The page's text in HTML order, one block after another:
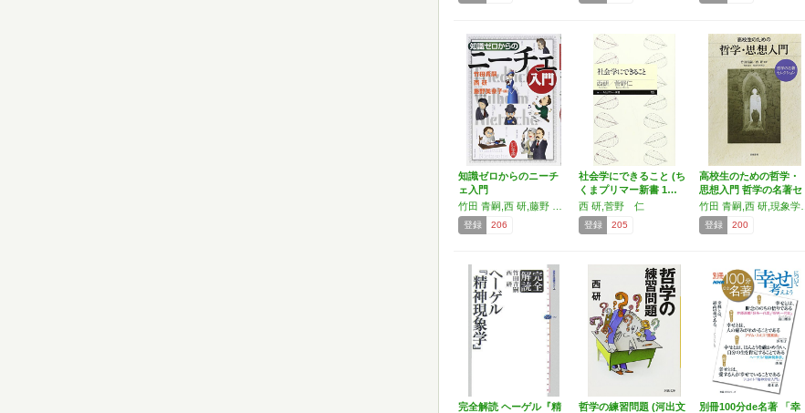
知識ゼロからのニーチ
ェ入門
登録 206
社会学にできること (ち
くまプリマー新書 1…
西 研,菅野 仁
登録 205
高校生のための哲学・
思想入門 哲学の名著セ
レ…
登録 200
完全解読 ヘーゲル『精
哲学の練習問題 (河出文
別冊100分de名著 「幸